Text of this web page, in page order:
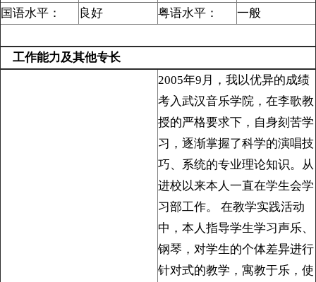
国语水平： 良好 粤语水平： 一般
工作能力及其他专长
2005年9月，我以优异的成绩
考入武汉音乐学院，在李歌教
授的严格要求下，自身刻苦学
习，逐渐掌握了科学的演唱技
巧、系统的专业理论知识。从
进校以来本人一直在学生会学
习部工作。 在教学实践活动
中，本人指导学生学习声乐、
钢琴，对学生的个体差异进行
针对式的教学，寓教于乐，使